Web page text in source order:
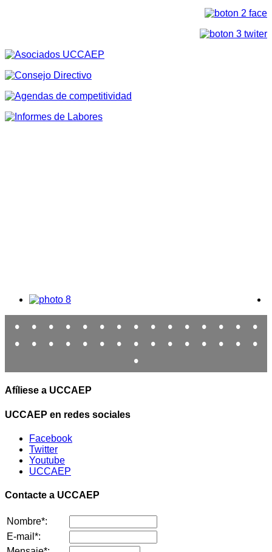
• • • • • • • • • • • • • •
•
•
• • • • • • • • • • • • •
•
•
Afíliese a UCCAEP
UCCAEP en redes sociales
Facebook
Twitter
Youtube
UCCAEP
Contacte a UCCAEP
Nombre*:
E-mail*: